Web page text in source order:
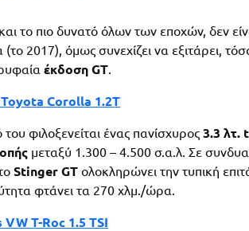
και το πιο δυνατό όλων των εποχών, δεν
2017), όμως συνεχίζει να εξιτάρει,
έκδοση GT.
Toyota Corolla 1.2T
φιλοξενείται ένας πανίσχυρος 3.3 λτ.
μεταξύ 1.300 – 4.500 σ.α.λ. Σε
Stinger GT ολοκληρώνει την τυπική
φτάνει τα 270 χλμ./ώρα.
VW T-Roc 1.5 TSI